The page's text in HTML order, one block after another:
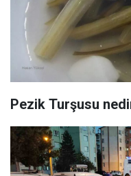
Pezik Turşusu